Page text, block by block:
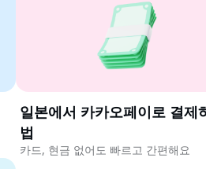
일본에서 카카오페이로 결제
법
카드, 현금 없어도 빠르고 간편해요